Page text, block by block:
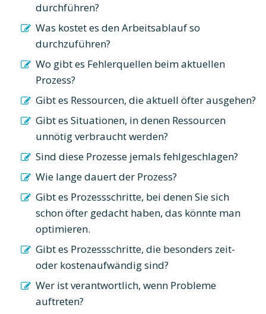
durchführen?
Was kostet es den Arbeitsablauf so
durchzuführen?
Wo gibt es Fehlerquellen beim aktuellen
Prozess?
Gibt es Ressourcen, die aktuell öfter ausgehen?
Gibt es Situationen, in denen Ressourcen
unnötig verbraucht werden?
Sind diese Prozesse jemals fehlgeschlagen?
Wie lange dauert der Prozess?
Gibt es Prozessschritte, bei denen Sie sich
schon öfter gedacht haben, das könnte man
optimieren.
Gibt es Prozessschritte, die besonders zeit-
oder kostenaufwändig sind?
Wer ist verantwortlich, wenn Probleme
auftreten?